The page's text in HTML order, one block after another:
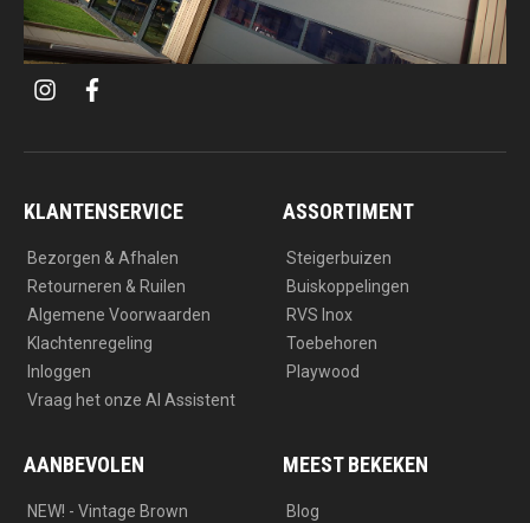
i
t
a
f
e
k
KLANTENSERVICE
Bezorgen & Afhalen
Retourneren & Ruilen
Algemene Voorwaarden
Klachtenregeling
Inloggen
Vraag het onze AI Assistent
ASSORTIMENT
Steigerbuizen
Buiskoppelingen
RVS Inox
Toebehoren
Playwood
AANBEVOLEN
NEW! - Vintage Brown
MEEST BEKEKEN
Blog